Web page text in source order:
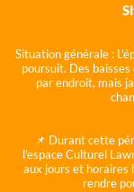
Situation générale :
poursuit. Des
par endroit, mais
📌 Durant cette
l'espace Culturel
aux jours et horaires
rendre